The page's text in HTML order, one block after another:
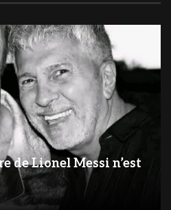
de Lionel Messi n’est